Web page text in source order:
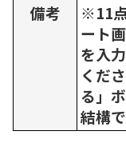
備考
※11
ート
を入
くだ
る」
結構で